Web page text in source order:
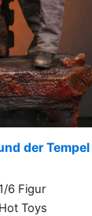
der
6 Figur
Hot Toys